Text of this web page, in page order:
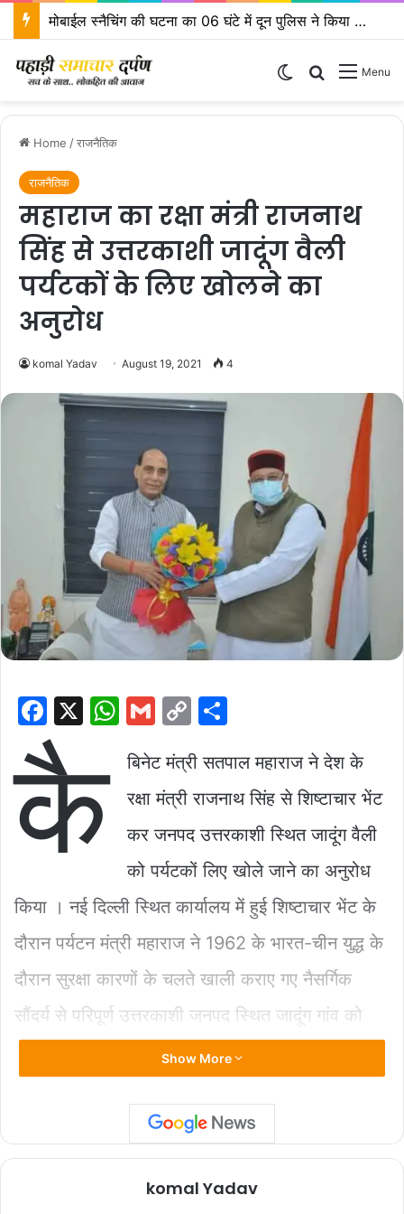
मोबाईल स्नैचिंग की घटना का 06 घंटे में दून पुलिस ने किया खुलासा
Menu
Search for
Switch skin
Home /राजनैतिक
राजनैतिक
महाराज का रक्षा मंत्री राजनाथ
सिंह से उत्तरकाशी जादूंग वैली
पर्यटकों के लिए खोलने का
अनुरोध
komal Yadav August 19, 2021 4
F
a
c
e
b
o
k
X
W
at
s
A
p
G
ai
l
C
p
y
Li
n
k
ar
e
कै
बिनेट मंत्री सतपाल महाराज ने देश के
रक्षा मंत्री राजनाथ सिंह से शिष्टाचार भेंट
कर जनपद उत्तरकाशी स्थित जादूंग वैली
को पर्यटकों लिए खोले जाने का अनुरोध
किया । नई दिल्ली स्थित कार्यालय में हुई शिष्टाचार भेंट के
दौरान पर्यटन मंत्री महाराज ने 1962 के भारत-चीन युद्ध के
दौरान सुरक्षा कारणों के चलते खाली कराए गए नैसर्गिक
सौंदर्य से परिपूर्ण उत्तरकाशी जनपद स्थित जादूंग गांव को
पर्यटन की दृष्टि से खोलने का अनुरोध किया। रक्षा मंत्री ने
उन्हें दें। निश्चित रूप से इस पर विचार किया जाएगा।
महाराज ने रक्षा मंत्री राजनाथ सिंह से हरिद्वार में
Show More
komal Yadav